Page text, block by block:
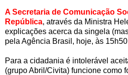
A Secretaria de Comunicação
República, através da Ministra
explicações acerca da singela
pela Agência Brasil, hoje, às
Para a cidadania é intolerável
(grupo Abril/Civita) funcione como